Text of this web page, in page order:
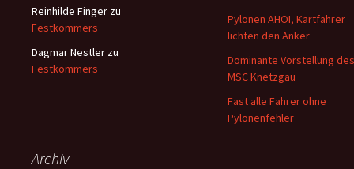
Pylonen AHOI, Kartfahrer
lichten den Anker
Dominante Vorstellung des
MSC Knetzgau
Fast alle Fahrer ohne
Pylonenfehler
Reinhilde Finger zu
Festkommers
Dagmar Nestler zu
Festkommers
Archiv